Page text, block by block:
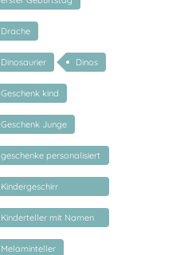
Drache
Dinosaurier Dinos
Geschenk kind
Geschenk Junge
geschenke personalisiert
kinder
Kindergeschirr
personalisiert
Kinderteller mit Namen
personalisiert
Melaminteller